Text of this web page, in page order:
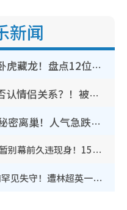
新闻
《爱·回家》隐形富豪卧虎藏龙！盘点12位财气逼人的有钱艺人：这位美女3亿身家不愁做
叶泓文拍拖一周年亲口否认情侣关系？！被质疑感情造假竟称GM“普通同事”
30岁男艺人低调宣布已秘密离巢！人气急跌变失踪人口：“这几年过得并不容易”
《爱·回家》童星Philip仔暂别幕前久违现身！15岁近况暴风成长长高变帅气少年
TVB新闻主播陈嘉欣镜头前罕见失守！遭林超英一句话突袭吓坏当场大笑